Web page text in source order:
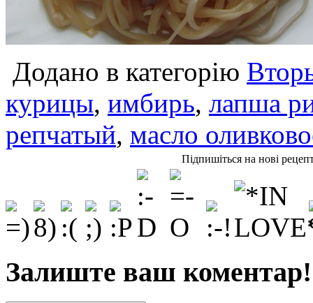
Додано в категорію
курицы, имбирь, лапша
репчатый, масло
Підпишіться на нові
Залиште ваш коментар!